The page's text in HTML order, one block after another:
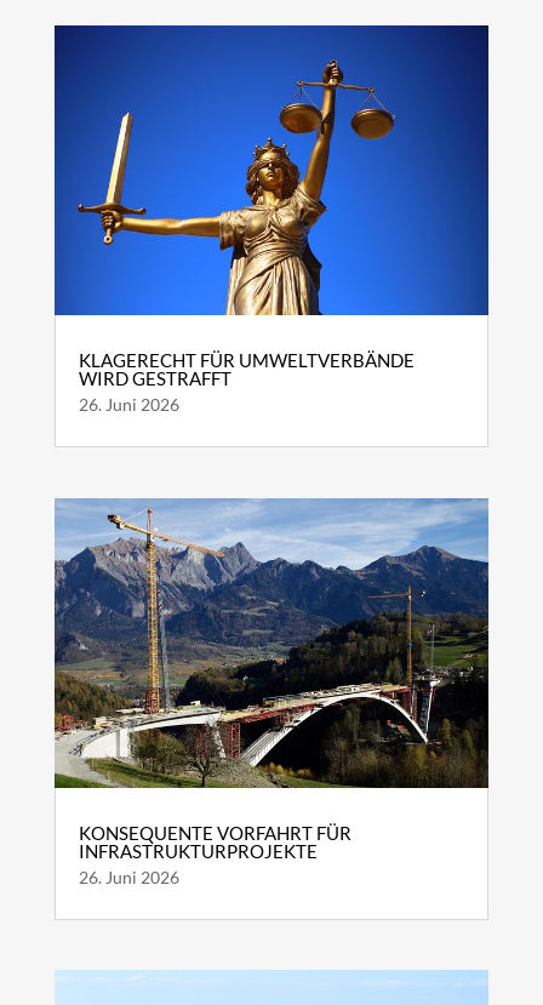
KLAGERECHT FÜR UMWELTVERBÄNDE
WIRD GESTRAFFT
26. Juni 2026
KONSEQUENTE VORFAHRT FÜR
INFRASTRUKTURPROJEKTE
26. Juni 2026